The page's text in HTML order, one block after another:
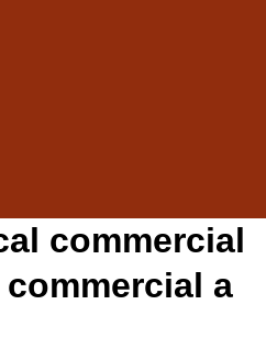
commercial
a